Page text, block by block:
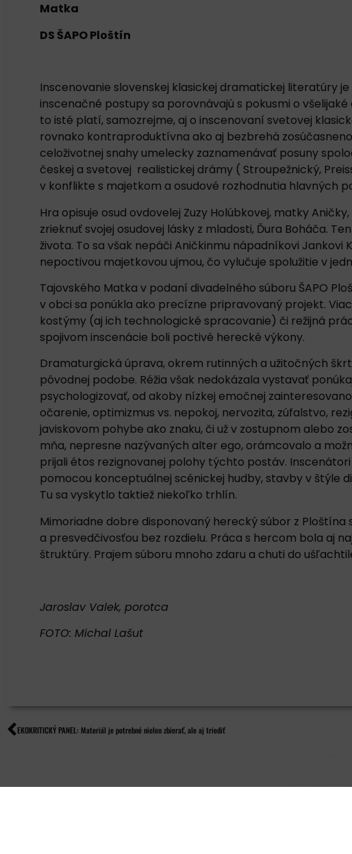
Matka
DS ŠAPO Ploštín
Inscenovanie slovenskej klasickej dramatickej literatúry
inscenačné postupy sa porovnávajú s pokusmi o
to isté platí, samozrejme, aj o inscenovaní svetovej
rovnako kontraproduktívna ako aj bezbrehá
celoživotnej snahy umelecky zaznamenávať posuny
českej a svetovej realistickej drámy ( Stroupežnický,
v konflikte s majetkom a osudové rozhodnutia hlavných
Hra opisuje osud ovdovelej Zuzy Holúbkovej, matky
zrieknuť svojej osudovej lásky z mladosti, Ďura Boháča.
života. To sa však nepáči Aničkinmu nápadníkovi
nepoctivou majetkovou ujmou, čo vylučuje spolužitie v
Tajovského Matka v podaní divadelného súboru ŠAPO
v obci sa ponúkla ako precízne pripravovaný projekt.
kostýmy (aj ich technologické spracovanie) či režijná
spojivom inscenácie boli poctivé herecké výkony.
Dramaturgická úprava, okrem rutinných a užitočných
pôvodnej podobe. Réžia však nedokázala vystavať
psychologizovať, od akoby nízkej emočnej
očarenie, optimizmus vs. nepokoj, nervozita, zúfalstvo,
javiskovom pohybe ako znaku, či už v zostupnom alebo
mňa, nepresne nazývaných alter ego, orámcovalo a
prijali étos rezignovanej polohy týchto postáv.
pomocou konceptuálnej scénickej hudby, stavby v štýle
Tu sa vyskytlo taktiež niekoľko trhlín.
Mimoriadne dobre disponovaný herecký súbor z
a presvedčivosťou bez rozdielu. Práca s hercom bola aj
štruktúry. Prajem súboru mnoho zdaru a chuti do
Jaroslav Valek, porotca
FOTO: Michal Lašut
EKOKRITICKÝ PANEL: Materiál je potrebné nielen zbierať, ale aj triediť